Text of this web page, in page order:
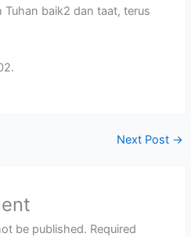
Tuhan baik2 dan taat, terus
Next Post →
be published. Required